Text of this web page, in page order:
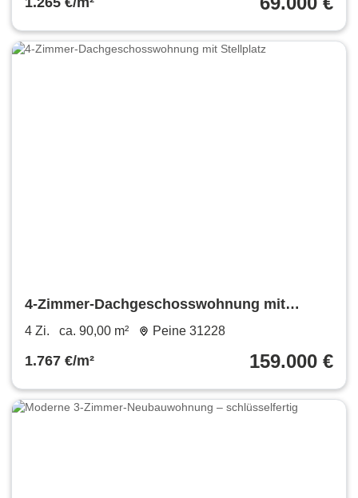
4-Zimmer-Dachgeschosswohnung mit
Stellplatz
4 Zi. ca. 90,00 m² Peine 31228
1.767 €/m² 159.000 €